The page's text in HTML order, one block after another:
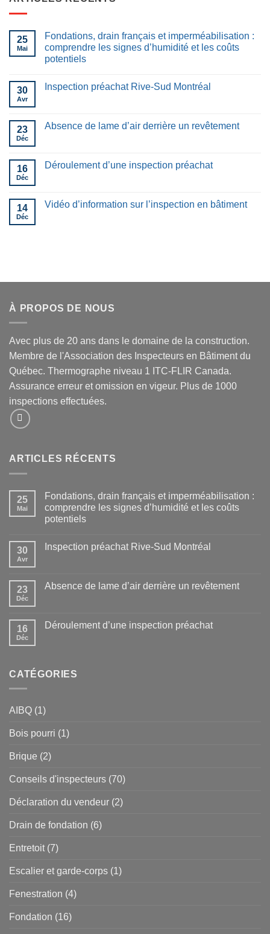
25
Mai
Fondations, drain français et imperméabilisation :
comprendre les signes d’humidité et les coûts
potentiels
30
Avr
Inspection préachat Rive-Sud Montréal
23
Déc
Absence de lame d’air derrière un revêtement
16
Déc
Déroulement d’une inspection préachat
14
Déc
Vidéo d’information sur l’inspection en bâtiment
À PROPOS DE NOUS
Avec plus de 20 ans dans le domaine de la construction.
Membre de l'Association des Inspecteurs en Bâtiment du
Québec. Thermographe niveau 1 ITC-FLIR Canada.
Assurance erreur et omission en vigeur. Plus de 1000
inspections effectuées.
ARTICLES RÉCENTS
25
Mai
Fondations, drain français et imperméabilisation :
comprendre les signes d’humidité et les coûts
potentiels
30
Avr
Inspection préachat Rive-Sud Montréal
23
Déc
Absence de lame d’air derrière un revêtement
16
Déc
Déroulement d’une inspection préachat
CATÉGORIES
AIBQ (1)
Bois pourri (1)
Brique (2)
Conseils d'inspecteurs (70)
Déclaration du vendeur (2)
Drain de fondation (6)
Entretoit (7)
Escalier et garde-corps (1)
Fenestration (4)
Fondation (16)